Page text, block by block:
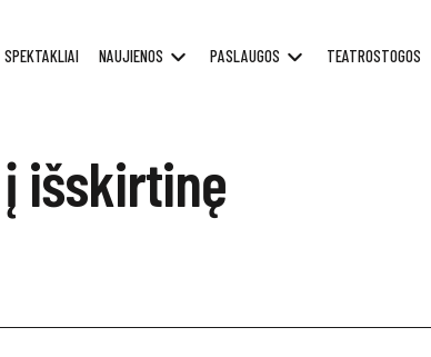
SPEKTAKLIAI NAUJIENOS PASLAUGOS TEATROSTOGOS
išskirtinę